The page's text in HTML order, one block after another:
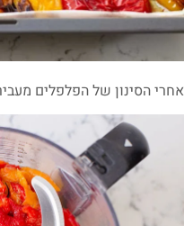
אחרי הסינון של הפלפלים